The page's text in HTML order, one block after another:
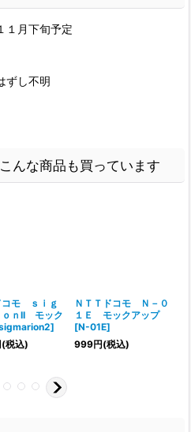
月下旬予定
し不明
んな商品も買っています
コモ ｓｉｇ
ｏｎII モック
]
(税込)
ＮＴＴドコモ Ｎ－０
１Ｅ モックアップ
[N-01E]
999円(税込)